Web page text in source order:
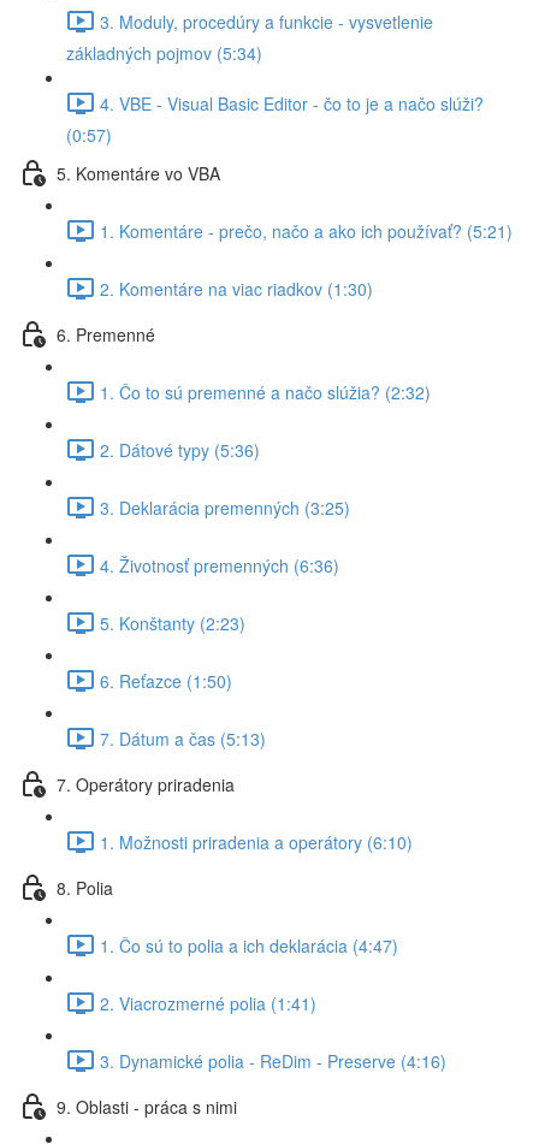
3. Moduly, procedúry a funkcie - vysvetlenie
základných pojmov (5:34)
4. VBE - Visual Basic Editor - čo to je a načo slúži?
(0:57)
5. Komentáre vo VBA
1. Komentáre - prečo, načo a ako ich používať? (5:21)
2. Komentáre na viac riadkov (1:30)
6. Premenné
1. Čo to sú premenné a načo slúžia? (2:32)
2. Dátové typy (5:36)
3. Deklarácia premenných (3:25)
4. Životnosť premenných (6:36)
5. Konštanty (2:23)
6. Reťazce (1:50)
7. Dátum a čas (5:13)
7. Operátory priradenia
1. Možnosti priradenia a operátory (6:10)
8. Polia
1. Čo sú to polia a ich deklarácia (4:47)
2. Viacrozmerné polia (1:41)
3. Dynamické polia - ReDim - Preserve (4:16)
9. Oblasti - práca s nimi